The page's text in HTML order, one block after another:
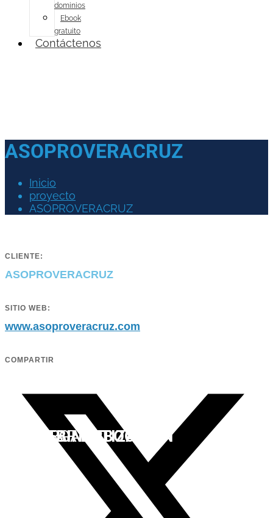
dominios
Ebook
gratuito
Contáctenos
ASOPROVERACRUZ
Inicio
proyecto
ASOPROVERACRUZ
CLIENTE:
ASOPROVERACRUZ
SITIO WEB:
www.asoproveracruz.com
COMPARTIR
SOLICITARCOTIZACIÓN
WEBINAR
DESCARGAR EBOOK